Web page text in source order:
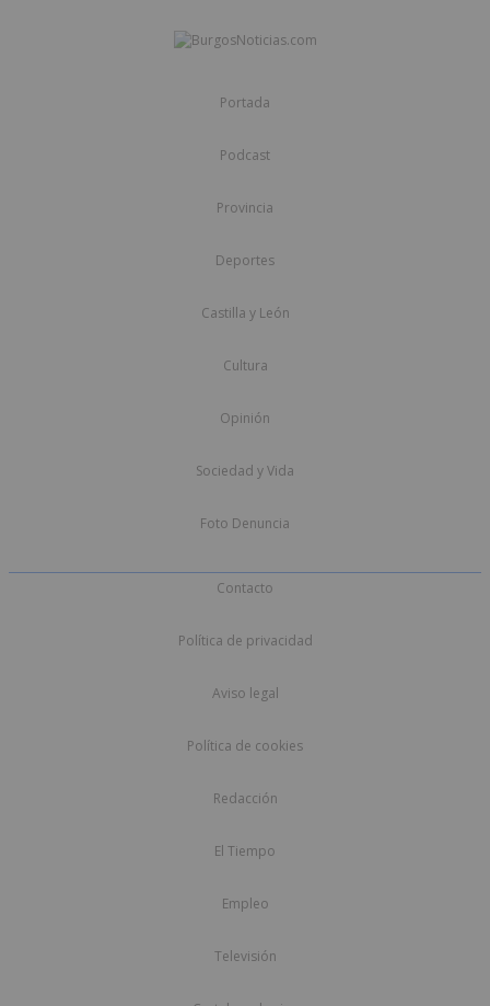
Portada
Podcast
Provincia
Deportes
Castilla y León
Cultura
Opinión
Sociedad y Vida
Foto Denuncia
Contacto
Política de privacidad
Aviso legal
Política de cookies
Redacción
El Tiempo
Empleo
Televisión